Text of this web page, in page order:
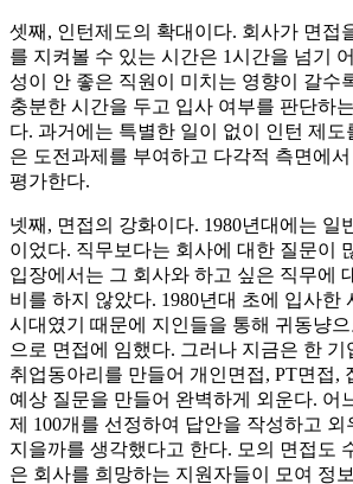
셋째, 인턴제도의 확대이다. 회사가 면접
를 지켜볼 수 있는 시간은 1시간을 넘기
성이 안 좋은 직원이 미치는 영향이 갈수
충분한 시간을 두고 입사 여부를 판단하
다. 과거에는 특별한 일이 없이 인턴 제도
은 도전과제를 부여하고 다각적 측면에
평가한다.
넷째, 면접의 강화이다. 1980년대에는 일
이었다. 직무보다는 회사에 대한 질문이
입장에서는 그 회사와 하고 싶은 직무에
비를 하지 않았다. 1980년대 초에 입사한
시대였기 때문에 지인들을 통해 귀동냥
으로 면접에 임했다. 그러나 지금은 한 기
취업동아리를 만들어 개인면접, PT면접,
예상 질문을 만들어 완벽하게 외운다. 어
제 100개를 선정하여 답안을 작성하고
지을까를 생각했다고 한다. 모의 면접도
은 회사를 희망하는 지원자들이 모여 정